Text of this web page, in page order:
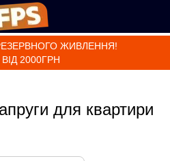
ЖИВЛЕННЯ!
2000ГРН
для квартири